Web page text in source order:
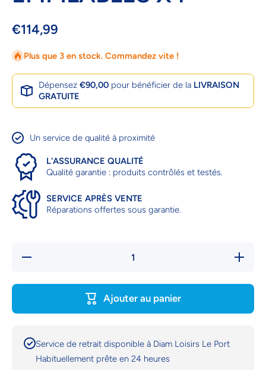
€114,99
Plus que 3 en stock. Commandez vite !
Dépensez €90,00 pour bénéficier de la LIVRAISON
GRATUITE
Un service de qualité à proximité
L'ASSURANCE QUALITÉ
Qualité garantie : produits contrôlés et testés.
SERVICE APRÈS VENTE
Réparations offertes sous garantie.
Réduire la
Ajouter au panier
Service de retrait disponible à Diam Loisirs Le Port
Habituellement prête en 24 heures